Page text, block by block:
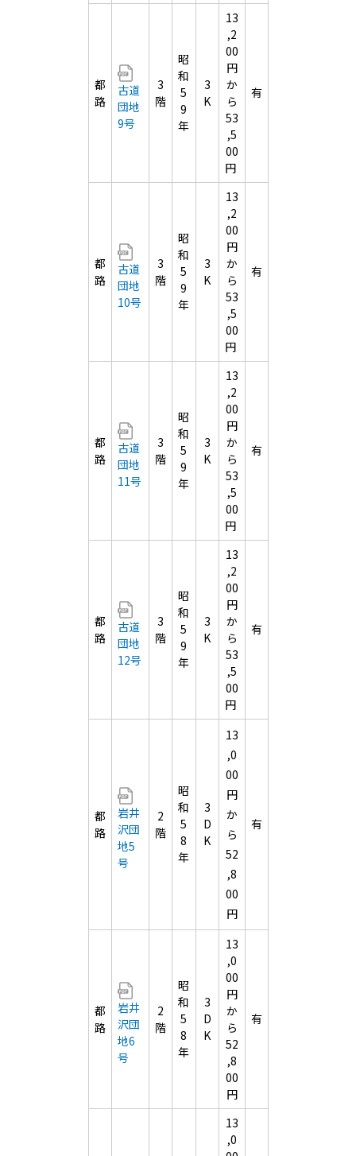
都
路
古道
団地
9号
3
階
昭
和
5
9
年
3
K
13
,2
00
円
か
ら
53
,5
00
円
有
都
路
古道
団地
10号
3
階
昭
和
5
9
年
3
K
13
,2
00
円
か
ら
53
,5
00
円
有
都
路
古道
団地
11号
3
階
昭
和
5
9
年
3
K
13
,2
00
円
か
ら
53
,5
00
円
有
都
路
古道
団地
12号
3
階
昭
和
5
9
年
3
K
13
,2
00
円
か
ら
53
,5
00
円
有
都
路
岩井
沢団
地5
号
2
階
昭
和
5
8
年
3
D
K
13
,0
00
円
か
ら
52
,8
00
円
有
都
路
岩井
沢団
地6
号
2
階
昭
和
5
8
年
3
D
K
13
,0
00
円
か
ら
52
,8
00
円
有
13
,0